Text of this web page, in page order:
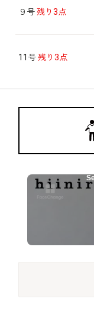
９号残り3点
11号残り3点